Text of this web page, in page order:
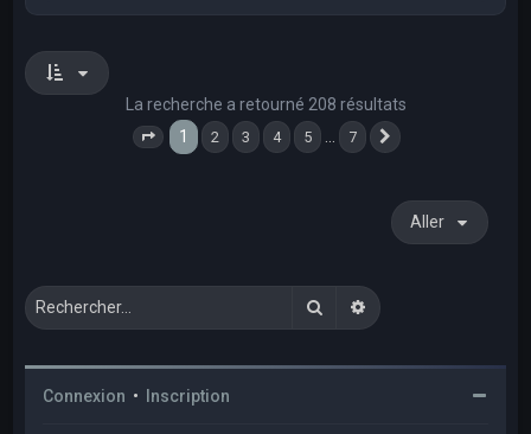
La recherche a retourné 208 résultats
Page 1 sur
1 2 3 4 5 7
Aller
RechercherRecherche avancée
Connexion • Inscription